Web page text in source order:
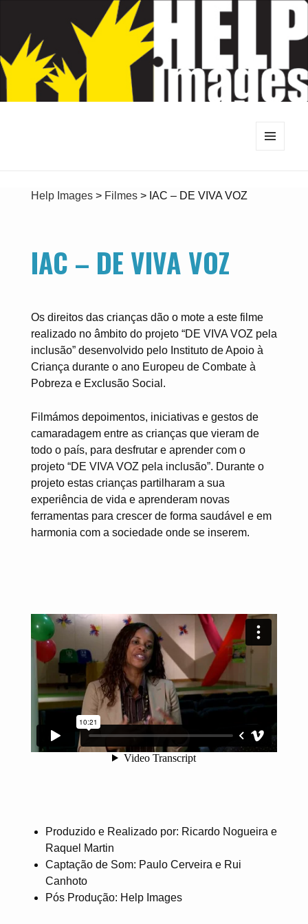
Help Images> Filmes> IAC – DE VIVA VOZ
IAC – DE VIVA VOZ
Os direitos das crianças dão o mote a este filme
realizado no âmbito do projeto “DE VIVA VOZ pela
inclusão” desenvolvido pelo Instituto de Apoio à
Criança durante o ano Europeu de Combate à
Pobreza e Exclusão Social.
Filmámos depoimentos, iniciativas e gestos de
camaradagem entre as crianças que vieram de
todo o país, para desfrutar e aprender com o
projeto “DE VIVA VOZ pela inclusão”. Durante o
projeto estas crianças partilharam a sua
experiência de vida e aprenderam novas
ferramentas para crescer de forma saudável e em
harmonia com a sociedade onde se inserem.
Produzido e Realizado por: Ricardo Nogueira e
Raquel Martin
Captação de Som: Paulo Cerveira e Rui
Canhoto
Pós Produção: Help Images